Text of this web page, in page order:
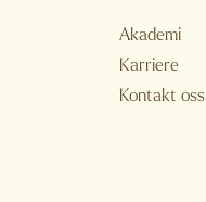
Akademi
Karriere
Kontakt oss